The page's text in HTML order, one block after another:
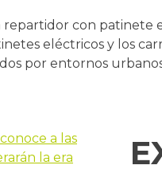
con patinete
eléctricos y los
por entornos